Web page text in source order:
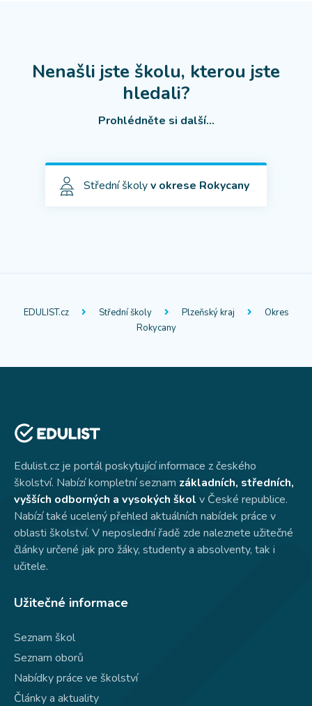
Nenašli jste školu, kterou jste
hledali?
Prohlédněte si další...
Střední školyv okrese Rokycany
EDULIST.cz Střední školy Plzeňský kraj
Okres
Rokycany
Edulist.cz je portál poskytující informace z českého
školství. Nabízí kompletní seznam základních, středních,
vyšších odborných a vysokých škol v České republice.
Nabízí také ucelený přehled aktuálních nabídek práce v
oblasti školství. V neposlední řadě zde naleznete užitečné
články určené jak pro žáky, studenty a absolventy, tak i
učitele.
Užitečné informace
Seznam škol
Seznam oborů
Nabídky práce ve školství
Články a aktuality